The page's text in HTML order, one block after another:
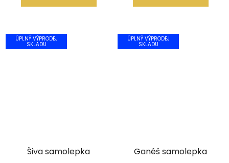
ÚPLNÝ VÝPRODEJ
SKLADU
Šiva samolepka
ÚPLNÝ VÝPRODEJ
SKLADU
Ganéš samolepka